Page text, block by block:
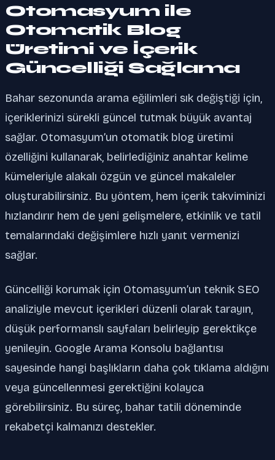
Otomasyum ile
Otomatik Blog
Üretimi ve İçerik
Güncelliği Sağlama
Bahar sezonunda arama eğilimleri sık değiştiği için,
içeriklerinizi sürekli güncel tutmak büyük avantaj
sağlar. Otomasyum’un otomatik blog üretimi
özelliğini kullanarak, belirlediğiniz anahtar kelime
kümeleriyle alakalı özgün ve güncel makaleler
oluşturabilirsiniz. Bu yöntem, hem içerik takviminizi
hızlandırır hem de yeni gelişmelere, etkinlik ve tatil
temalarındaki değişimlere hızlı yanıt vermenizi
sağlar.
Güncelliği korumak için Otomasyum’un teknik SEO
analiziyle mevcut içerikleri düzenli olarak tarayın,
düşük performanslı sayfaları belirleyip gerektikçe
yenileyin. Google Arama Konsolu bağlantısı
sayesinde hangi başlıkların daha çok tıklama aldığını
veya güncellenmesi gerektiğini kolayca
görebilirsiniz. Bu süreç, bahar tatili döneminde
rekabetçi kalmanızı destekler.